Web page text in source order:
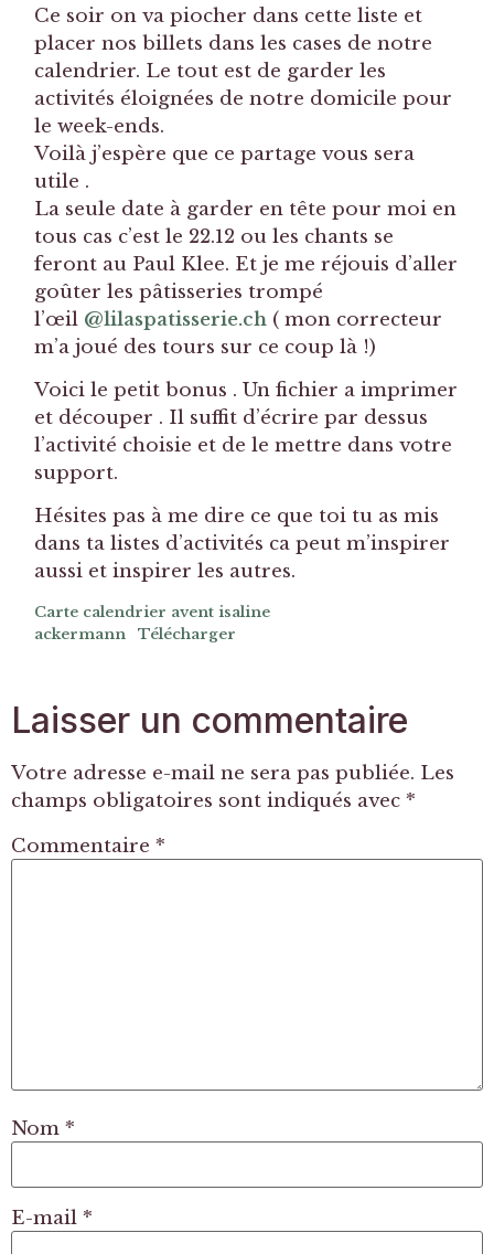
Ce soir on va piocher dans cette liste et
placer nos billets dans les cases de notre
calendrier. Le tout est de garder les
activités éloignées de notre domicile pour
le week-ends.
Voilà j’espère que ce partage vous sera
utile .
La seule date à garder en tête pour moi en
tous cas c’est le 22.12 ou les chants se
feront au Paul Klee. Et je me réjouis d’aller
goûter les pâtisseries trompé
l’œil @lilaspatisserie.ch ( mon correcteur
m’a joué des tours sur ce coup là !)
Voici le petit bonus . Un fichier a imprimer
et découper . Il suffit d’écrire par dessus
l’activité choisie et de le mettre dans votre
support.
Hésites pas à me dire ce que toi tu as mis
dans ta listes d’activités ca peut m’inspirer
aussi et inspirer les autres.
Carte calendrier avent isaline
ackermann
Télécharger
Laisser un commentaire
Votre adresse e-mail ne sera pas publiée. Les
champs obligatoires sont indiqués avec *
Commentaire *
Nom *
E-mail *